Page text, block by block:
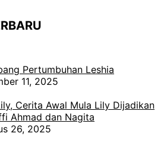
Pertumbuhan Leshia
11, 2025
Cerita Awal Mula Lily Dijadikan
Ahmad dan Nagita
26, 2025